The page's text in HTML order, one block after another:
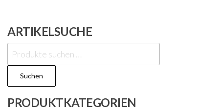
ARTIKELSUCHE
Suchen
nach:
Suchen
PRODUKTKATEGORIEN